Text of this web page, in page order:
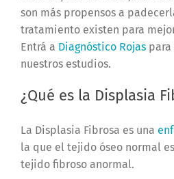
son más propensos a
tratamiento existen para
Entrá a Diagnóstico Rojaspara
nuestros estudios.
¿Qué es la Displasia
La Displasia Fibrosa es una
la que el tejido óseo normal
tejido fibroso anormal.